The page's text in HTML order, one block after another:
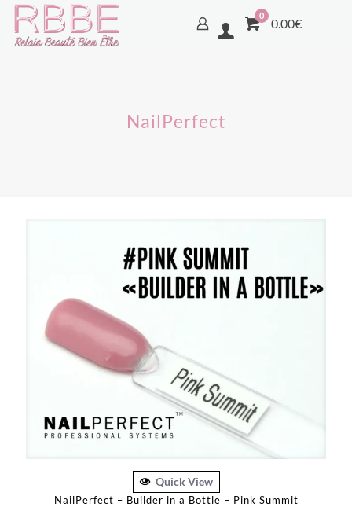
0
0.00€
NailPerfect
Quick View
NailPerfect – Builder in a Bottle – Pink Summit